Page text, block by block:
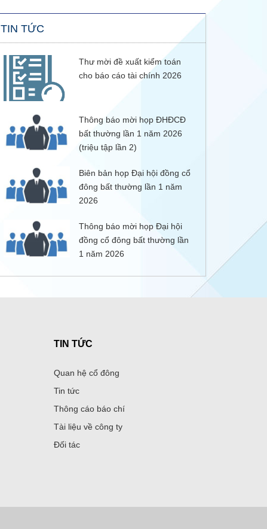
TIN TỨC
Thư mời đề xuất kiểm toán
cho báo cáo tài chính 2026
Thông báo mời họp ĐHĐCĐ
bất thường lần 1 năm 2026
(triệu tập lần 2)
Biên bản họp Đại hội đồng cổ
đông bất thường lần 1 năm
2026
Thông báo mời họp Đại hội
đồng cổ đông bất thường lần
1 năm 2026
TIN TỨC
Quan hệ cổ đông
Tin tức
Thông cáo báo chí
Tài liệu về công ty
Đối tác